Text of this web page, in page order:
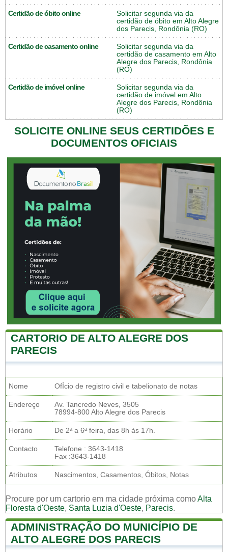
Certidão de óbito online
Solicitar segunda via da
certidão de óbito em Alto Alegre
dos Parecis, Rondônia (RO)
Certidão de casamento online
Solicitar segunda via da
certidão de casamento em Alto
Alegre dos Parecis, Rondônia
(RO)
Certidão de imóvel online
Solicitar segunda via da
certidão de imóvel em Alto
Alegre dos Parecis, Rondônia
(RO)
SOLICITE ONLINE SEUS CERTIDÕES E
DOCUMENTOS OFICIAIS
CARTORIO DE ALTO ALEGRE DOS
PARECIS
Nome OfÍcio de registro civil e tabelionato de notas
Endereço
Av. Tancredo Neves, 3505
78994-800 Alto Alegre dos Parecis
Horário De 2ª a 6ª feira, das 8h às 17h.
Contacto
Telefone : 3643-1418
Fax :3643-1418
Atributos Nascimentos, Casamentos, Óbitos, Notas
Procure por um cartorio em ma cidade próxima comoAlta
Floresta d'Oeste, Santa Luzia d'Oeste, Parecis.
ADMINISTRAÇÃO DO MUNICÍPIO DE
ALTO ALEGRE DOS PARECIS